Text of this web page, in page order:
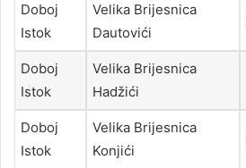
Doboj
Istok
Velika Brijesnica
Dautovići
Doboj
Istok
Velika Brijesnica
Hadžići
Doboj
Istok
Velika Brijesnica
Konjići